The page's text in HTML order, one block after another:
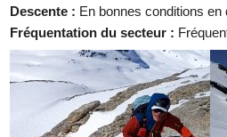
Descente : En bonnes conditions
Fréquentation du secteur :